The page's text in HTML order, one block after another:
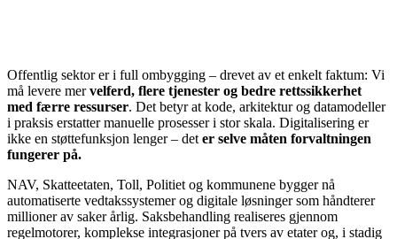
Offentlig sektor er i full ombygging – drevet av et enkelt faktum: Vi
må levere mervelferd, flere tjenester og bedre rettssikkerhet
med færre ressurser. Det betyr at kode, arkitektur og datamodeller
i praksis erstatter manuelle prosesser i stor skala. Digitalisering er
ikke en støttefunksjon lenger – det er selve måten forvaltningen
fungerer på.
NAV, Skatteetaten, Toll, Politiet og kommunene bygger nå
automatiserte vedtakssystemer og digitale løsninger som håndterer
millioner av saker årlig. Saksbehandling realiseres gjennom
regelmotorer, komplekse integrasjoner på tvers av etater og, i stadig